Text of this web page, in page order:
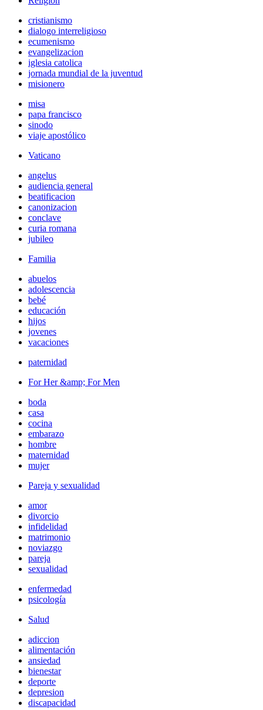
cristianismo
dialogo interreligioso
ecumenismo
evangelizacion
iglesia catolica
jornada mundial de la juventud
misionero
misa
papa francisco
sinodo
viaje apostólico
Vaticano
angelus
audiencia general
beatificacion
canonizacion
conclave
curia romana
jubileo
Familia
abuelos
adolescencia
bebé
educación
hijos
jovenes
vacaciones
paternidad
For Her &amp; For Men
boda
casa
cocina
embarazo
hombre
maternidad
mujer
Pareja y sexualidad
amor
divorcio
infidelidad
matrimonio
noviazgo
pareja
sexualidad
enfermedad
psicología
Salud
adiccion
alimentación
ansiedad
bienestar
deporte
depresion
discapacidad